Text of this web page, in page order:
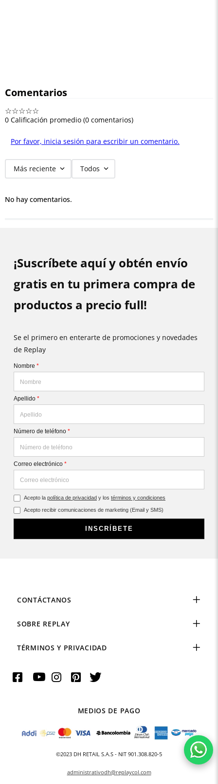
Comentarios
☆☆☆☆☆
0 Calificación promedio (0 comentarios)
Por favor, inicia sesión para escribir un comentario.
Más reciente Todos
No hay comentarios.
¡Suscríbete aquí y obtén envío
gratis en tu primera compra de
productos a precio full!
Se el primero en enterarte de promociones y novedades
de Replay
Nombre *
Apellido *
Número de teléfono *
Correo electrónico *
Acepto la política de privacidad y los términos y condiciones
Acepto recibir comunicaciones de marketing (Email y SMS)
INSCRÍBETE
CONTÁCTANOS
SOBRE REPLAY
TÉRMINOS Y PRIVACIDAD
MEDIOS DE PAGO
©2023 DH RETAIL S.A.S - NIT 901.308.820-5
administrativodh@replaycol.com